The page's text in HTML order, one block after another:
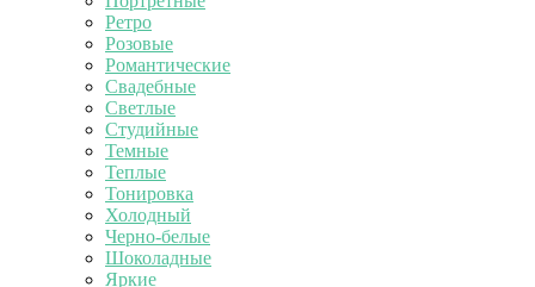
Ретро
Розовые
Романтические
Свадебные
Светлые
Студийные
Темные
Теплые
Тонировка
Холодный
Черно-белые
Шоколадные
Яркие